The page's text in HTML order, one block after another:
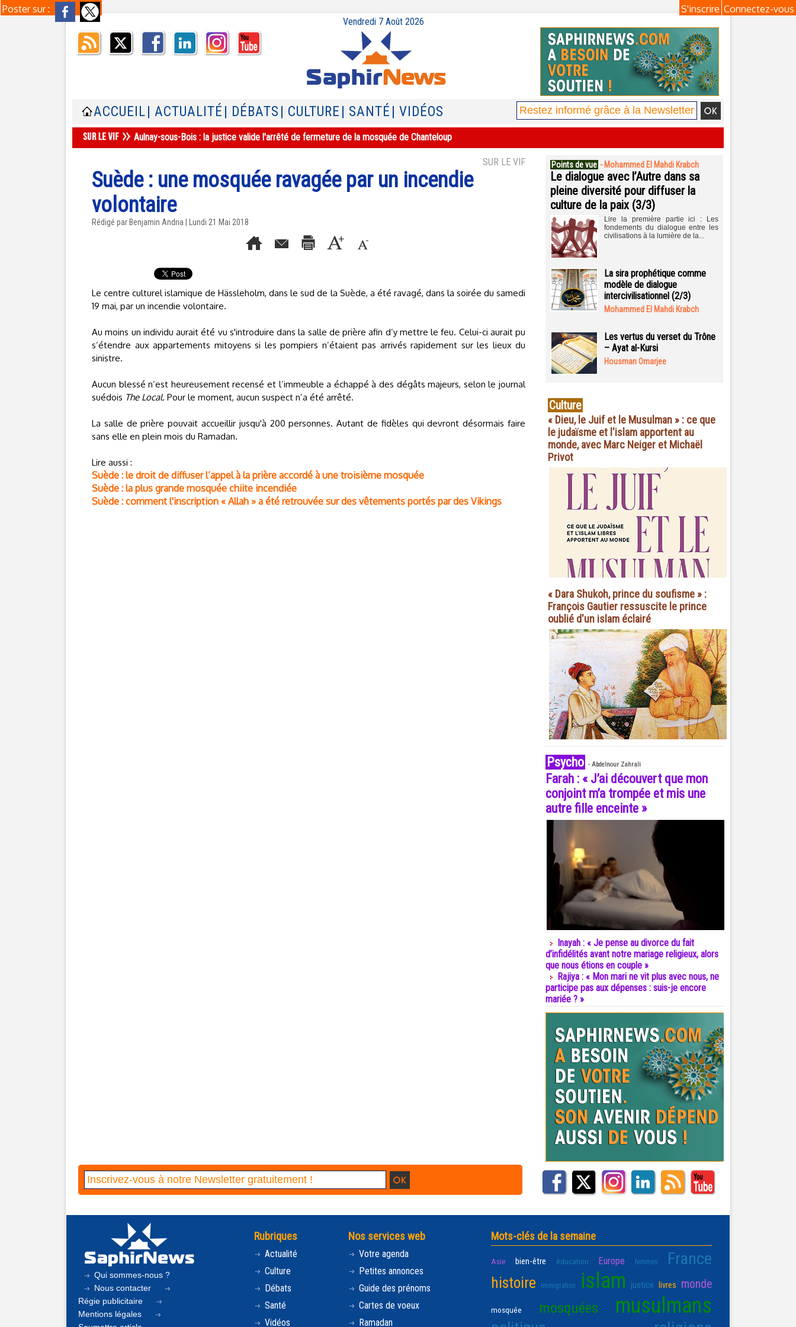
Poster sur : Connectez-vous
S'inscrire
Vendredi 7 Août 2026
ACCUEIL | ACTUALITÉ | DÉBATS | CULTURE | SANTÉ | VIDÉOS
Aulnay-sous-Bois : la justice valide l'arrêté de fermeture de la mosquée de Chanteloup
SUR LE VIF
Suède : une mosquée ravagée par un incendie
volontaire
Rédigé par Benjamin Andria | Lundi 21 Mai 2018
Le centre culturel islamique de Hässleholm, dans le sud de la Suède, a été ravagé, dans la soirée du samedi
19 mai, par un incendie volontaire.
Au moins un individu aurait été vu s'introduire dans la salle de prière afin d’y mettre le feu. Celui-ci aurait pu
s’étendre aux appartements mitoyens si les pompiers n’étaient pas arrivés rapidement sur les lieux du
sinistre.
Aucun blessé n’est heureusement recensé et l’immeuble a échappé à des dégâts majeurs, selon le journal
suédois The Local. Pour le moment, aucun suspect n’a été arrêté.
La salle de prière pouvait accueillir jusqu'à 200 personnes. Autant de fidèles qui devront désormais faire
sans elle en plein mois du Ramadan.
Lire aussi :
Suède : le droit de diffuser l’appel à la prière accordé à une troisième mosquée
Suède : la plus grande mosquée chiite incendiée
Suède : comment l'inscription « Allah » a été retrouvée sur des vêtements portés par des Vikings
Points de vue - Mohammed El Mahdi Krabch
Le dialogue avec l’Autre dans sa
pleine diversité pour diffuser la
culture de la paix (3/3)
Lire la première partie ici : Les
fondements du dialogue entre les
civilisations à la lumière de la...
La sira prophétique comme
modèle de dialogue
intercivilisationnel (2/3)
Mohammed El Mahdi Krabch
Les vertus du verset du Trône
– Ayat al-Kursi
Housman Omarjee
Culture
« Dieu, le Juif et le Musulman » : ce que
le judaïsme et l'islam apportent au
monde, avec Marc Neiger et Michaël
Privot
« Dara Shukoh, prince du soufisme » :
François Gautier ressuscite le prince
oublié d'un islam éclairé
Psycho - Abdelnour Zahrali
Farah : « J’ai découvert que mon
conjoint m’a trompée et mis une
autre fille enceinte »
Inayah : « Je pense au divorce du fait
d’infidélités avant notre mariage religieux, alors
que nous étions en couple »
Rajiya : « Mon mari ne vit plus avec nous, ne
participe pas aux dépenses : suis-je encore
mariée ? »
Qui sommes-nous ?
Nous contacter
Régie publicitaire
Mentions légales
Rubriques
Actualité
Culture
Débats
Santé
Vidéos
Nos services web
Votre agenda
Petites annonces
Guide des prénoms
Cartes de voeux
Ramadan
Mots-clés de la semaine
Asie bien-être éducation Europe femmes France
histoire immigration islam justice livres monde
mosquée mosquées musulmans